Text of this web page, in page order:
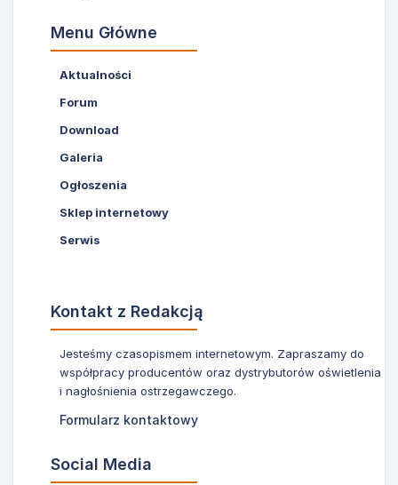
Menu Główne
Aktualności
Forum
Download
Galeria
Ogłoszenia
Sklep internetowy
Serwis
Kontakt z Redakcją
Jesteśmy czasopismem internetowym. Zapraszamy do
współpracy producentów oraz dystrybutorów oświetlenia
i nagłośnienia ostrzegawczego.
Formularz kontaktowy
Social Media